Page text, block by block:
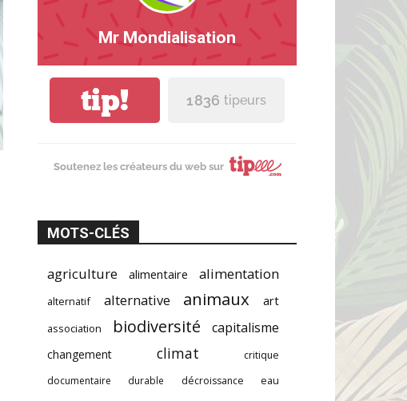
Mr Mondialisation
tip! 1 836 tipeurs
Soutenez les créateurs du web sur
MOTS-CLÉS
agriculture alimentaire alimentation
alternatif alternative animaux art
association biodiversité capitalisme
changement climat
critique
documentaire
durable décroissance eau